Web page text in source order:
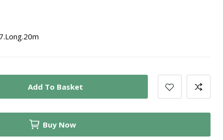
Add To Basket
Buy Now